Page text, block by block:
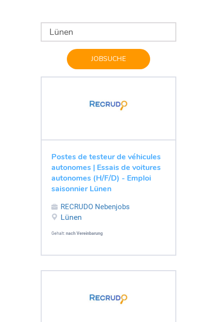
JOBSUCHE
Postes de testeur de véhicules
autonomes | Essais de voitures
autonomes (H/F/D) - Emploi
saisonnier Lünen
RECRUDO Nebenjobs
Lünen
Gehalt: nach Vereinbarung